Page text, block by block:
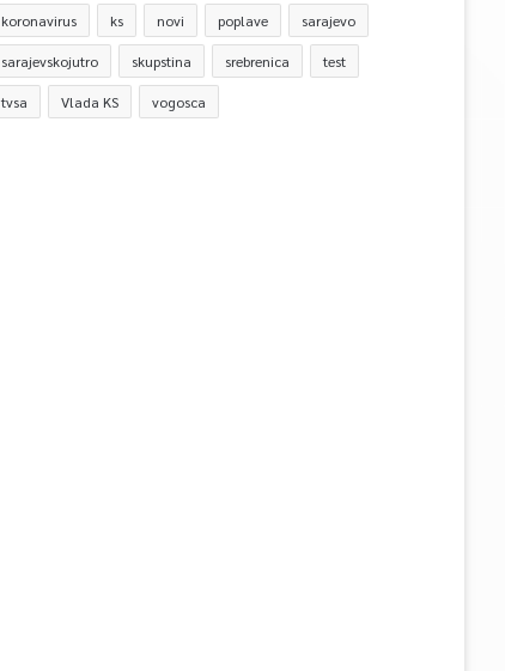
koronavirus ks novi poplave sarajevo
sarajevskojutro skupstina srebrenica test
tvsa Vlada KS vogosca